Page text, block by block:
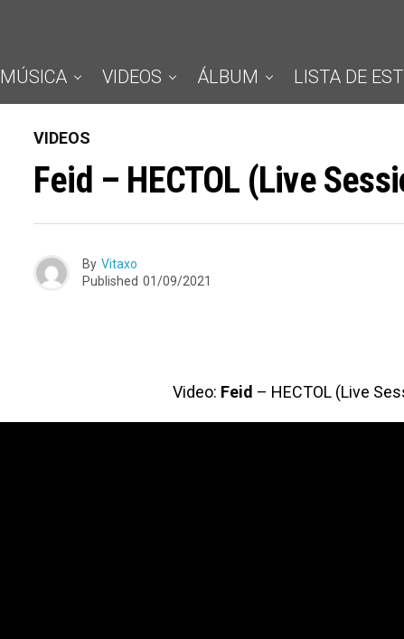
MÚSICA VIDEOS ÁLBUM LISTA DE
VIDEOS
Feid – HECTOL (Live
By Vitaxo
Published 01/09/2021
Video: Feid – HECTOL (Live